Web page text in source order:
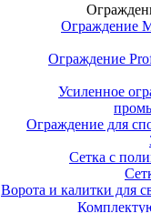
Ограждение
Ограждение
Усиленное
Ограждение для
Сетка с
Ворота и калитки для